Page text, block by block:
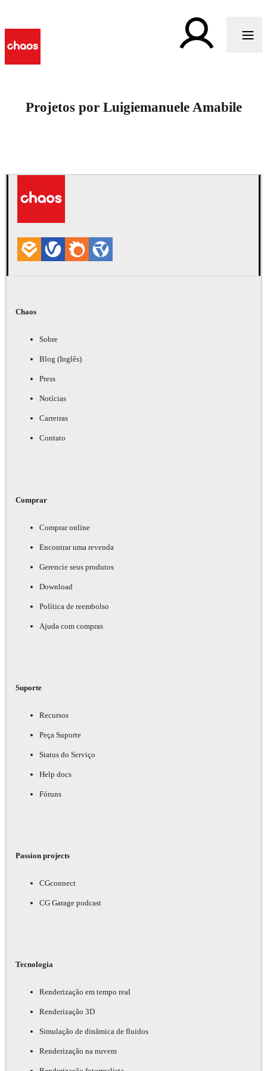
Projetos por Luigiemanuele Amabile
Chaos
Sobre
Blog (Inglês)
Press
Notícias
Carreiras
Contato
Comprar
Comprar online
Encontrar uma revenda
Gerencie seus produtos
Download
Política de reembolso
Ajuda com compras
Suporte
Recursos
Peça Suporte
Status do Serviço
Help docs
Fóruns
Passion projects
CGconnect
CG Garage podcast
Tecnologia
Renderização em tempo real
Renderização 3D
Simulação de dinâmica de fluidos
Renderização na nuvem